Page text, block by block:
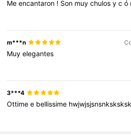
Meencantaron ! Son muychulosycó
m***n
Muyelegantes
3***4
Ottimee bellissime